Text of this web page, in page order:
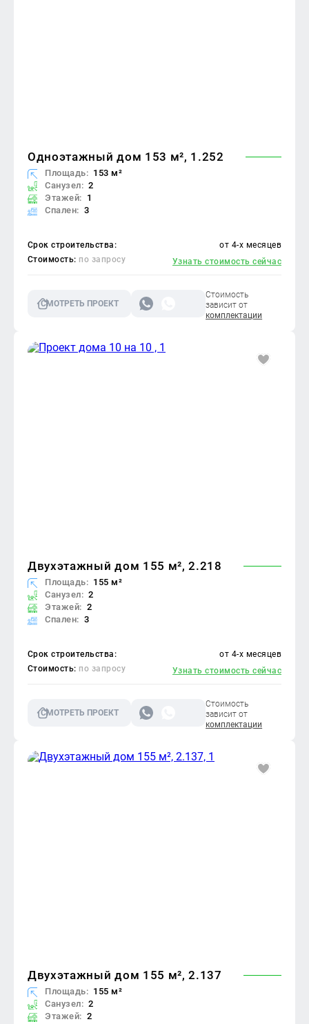
Одноэтажный дом 153 м², 1.252
Площадь: 153 м²
Санузел: 2
Этажей: 1
Спален: 3
Срок строительства:
от 4-х месяцев
Стоимость: по запросу Узнать стоимость сейчас
СМОТРЕТЬ ПРОЕКТ
Стоимость
зависит от
комплектации
Двухэтажный дом 155 м², 2.218
Площадь: 155 м²
Санузел: 2
Этажей: 2
Спален: 3
Срок строительства:
от 4-х месяцев
Стоимость: по запросу Узнать стоимость сейчас
СМОТРЕТЬ ПРОЕКТ
Стоимость
зависит от
комплектации
Двухэтажный дом 155 м², 2.137
Площадь: 155 м²
Санузел: 2
Этажей: 2